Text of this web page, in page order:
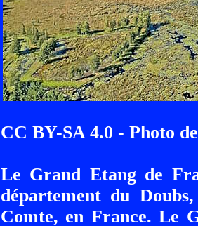
CC BY-SA 4.0 - Photo
Le Grand Etang de
département du
Comte, en France. Le